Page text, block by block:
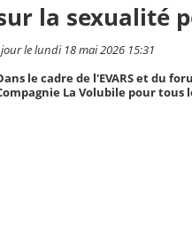
la sexualité
le lundi 18 mai 2026 15:31
le cadre de l'EVARS et du
La Volubile pour tous